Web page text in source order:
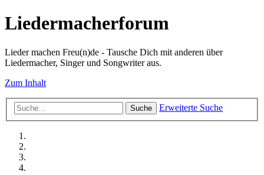
Liedermacherforum
Lieder machen Freu(n)de - Tausche Dich mit anderen über
Liedermacher, Singer und Songwriter aus.
Zum Inhalt
Suche Erweiterte Suche